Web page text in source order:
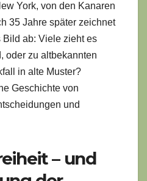
York, von den Kanaren
35 Jahre später zeichnet
ab: Viele zieht es
oder zu altbekannten
in alte Muster?
Geschichte von
und
– und